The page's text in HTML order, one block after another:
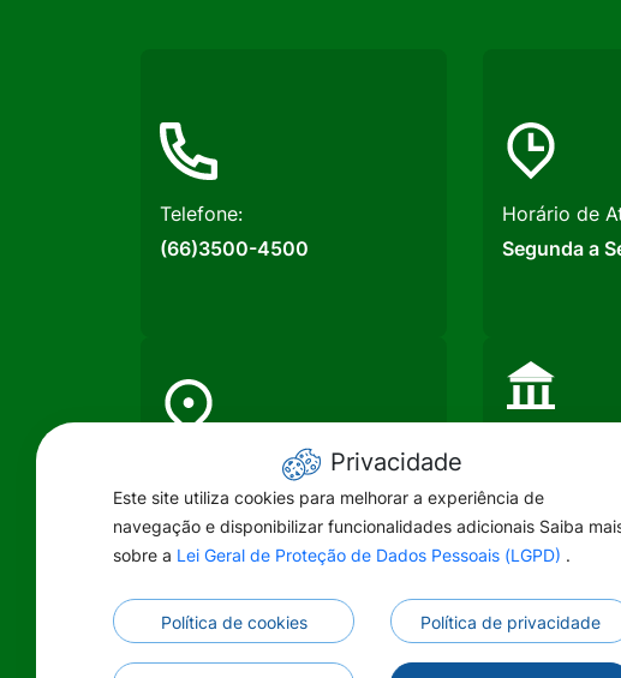
Telefone:
(66)3500-4500
Horário de
Segunda a
Rua Maringá, 444 - Centro
Primavera do Leste - MT -
CEP 78850-000
MUNICÍPIO
DO LESTE
CNPJ:
Privacidade
Este site utiliza cookies para melhorar a experiência de
navegação e disponibilizar funcionalidades adicionais Saiba
sobre a Lei Geral de Proteção de Dados Pessoais (LGPD) .
Política de cookies Política de privacidade